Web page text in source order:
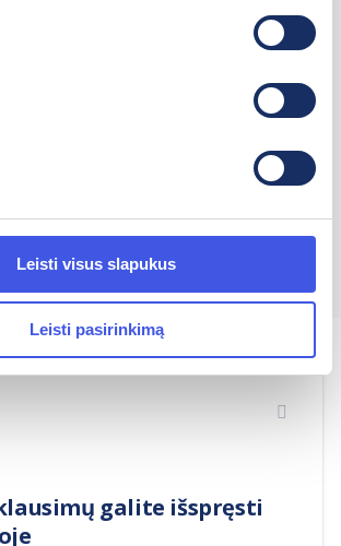
Leisti visus slapukus
Leisti pasirinkimą
susipažinau ir sutinku,
duomenys būtų tvarkomi užklausos
galite išspręsti